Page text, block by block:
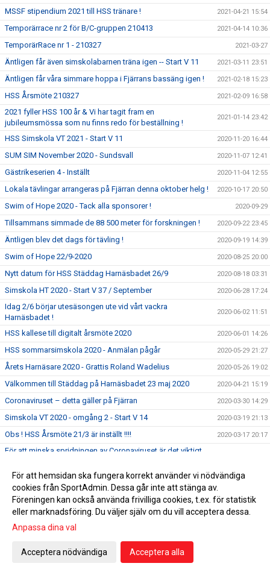
MSSF stipendium 2021 till HSS tränare ! 2021-04-21 15:54
Temporärrace nr 2 för B/C-gruppen 210413 2021-04-14 10:36
TemporärRace nr 1 - 210327 2021-03-27
Äntligen får även simskolabarnen träna igen -- Start V 11 2021-03-11 23:51
Äntligen får våra simmare hoppa i Fjärrans bassäng igen ! 2021-02-18 15:23
HSS Årsmöte 210327 2021-02-09 16:58
2021 fyller HSS 100 år & Vi har tagit fram en
jubileumsmössa som nu finns redo för beställning !
2021-01-14 23:42
HSS Simskola VT 2021 - Start V 11 2020-11-20 16:44
SUM SIM November 2020 - Sundsvall 2020-11-07 12:41
Gästrikeserien 4 - Inställt 2020-11-04 12:55
Lokala tävlingar arrangeras på Fjärran denna oktober helg ! 2020-10-17 20:50
Swim of Hope 2020 - Tack alla sponsorer ! 2020-09-29
Tillsammans simmade de 88 500 meter för forskningen ! 2020-09-22 23:45
Äntligen blev det dags för tävling ! 2020-09-19 14:39
Swim of Hope 22/9-2020 2020-08-25 20:00
Nytt datum för HSS Städdag Harnäsbadet 26/9 2020-08-18 03:31
Simskola HT 2020 - Start V 37 / September 2020-06-28 17:24
Idag 2/6 börjar utesäsongen ute vid vårt vackra
Harnäsbadet !
2020-06-02 11:51
HSS kallese till digitalt årsmöte 2020 2020-06-01 14:26
HSS sommarsimskola 2020 - Anmälan pågår 2020-05-29 21:27
Årets Harnäsare 2020 - Grattis Roland Wadelius 2020-05-26 19:02
Välkommen till Städdag på Harnäsbadet 23 maj 2020 2020-04-21 15:19
Coronaviruset – detta gäller på Fjärran 2020-03-30 14:29
Simskola VT 2020 - omgång 2 - Start V 14 2020-03-19 21:13
Obs ! HSS Årsmöte 21/3 är inställt !!!! 2020-03-17 20:17
För att minska spridningen av Coronaviruset är det viktigt
5 klubbtävlingen den 15 mars är inställd ! 2020-03-13 11:42
Äntligen har vi fått upp våra sponsorskyltar på Fjärran
Erbjudande om att gå funktionärsutbildning 21/3 2020-02-27 04:34
HSS årsmöte 21/3 men utprovning av profilkläder !
Simskola VT 2020 - omgång 2 - Start V 14
Tacka för er feedback i medlemsenkäten
För att hemsidan ska fungera korrekt använder vi nödvändiga
cookies från SportAdmin. Dessa går inte att stänga av.
Föreningen kan också använda frivilliga cookies, t.ex. för statistik
eller marknadsföring. Du väljer själv om du vill acceptera dessa.
Anpassa dina val
Acceptera nödvändiga Acceptera alla